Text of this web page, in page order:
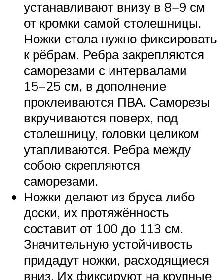
устанавливают внизу в 8−9 см
от кромки самой столешницы.
Ножки стола нужно фиксировать
к рёбрам. Ребра закрепляются
саморезами с интервалами
15−25 см, в дополнение
проклеиваются ПВА. Саморезы
вкручиваются поверх, под
столешницу, головки целиком
утапливаются. Ребра между
собою скрепляются
саморезами.
Ножки делают из бруса либо
доски, их протяжённость
составит от 100 до 113 см.
Значительную устойчивость
придадут ножки, расходящиеся
вниз. Их фиксируют на крупные